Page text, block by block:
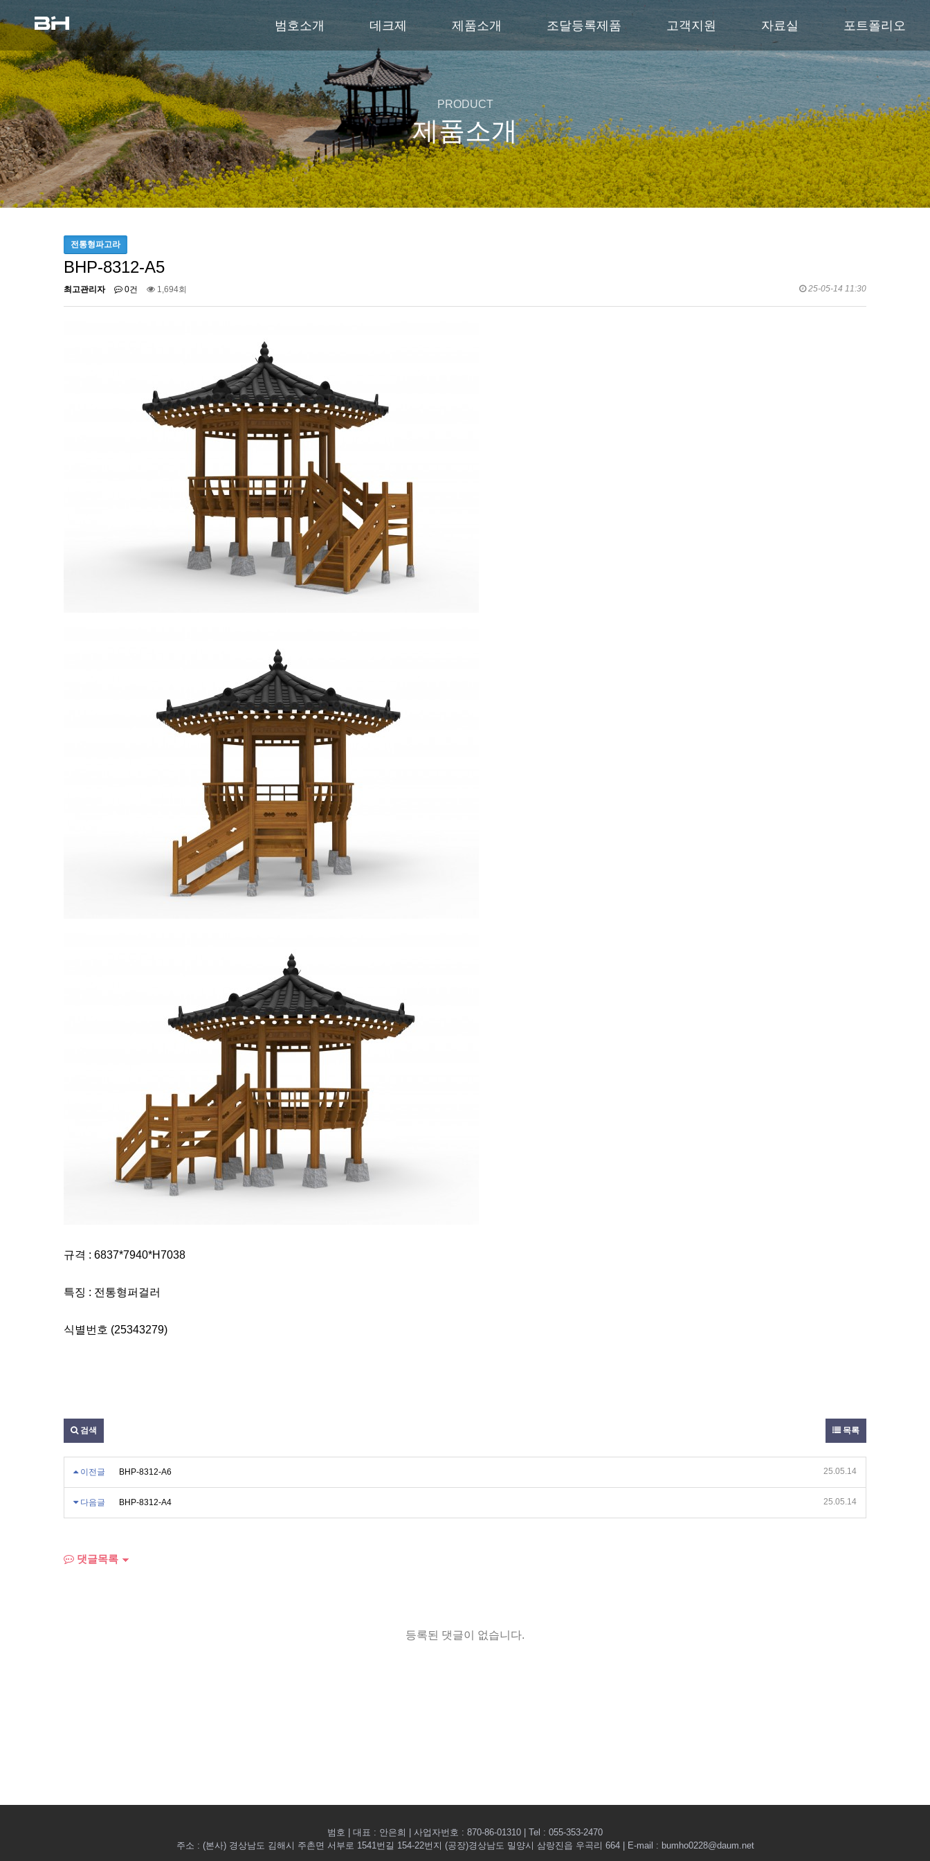
범호소개 데크제 제품소개 조달등록제품 고객지원 자료실 포트폴리오
PRODUCT
제품소개
전통형파고라
BHP-8312-A5
최고관리자 0건 1,694회 25-05-14 11:30
규격 : 6837*7940*H7038
특징 : 전통형퍼걸러
식별번호 (25343279)
검색 목록
이전글 BHP-8312-A6 25.05.14
다음글 BHP-8312-A4 25.05.14
댓글목록
등록된 댓글이 없습니다.
범호 | 대표 : 안은희 | 사업자번호 : 870-86-01310 | Tel : 055-353-2470
주소 : (본사) 경상남도 김해시 주촌면 서부로 1541번길 154-22번지 (공장)경상남도 밀양시 삼랑진읍 우곡리 664 | E-mail : bumho0228@daum.net